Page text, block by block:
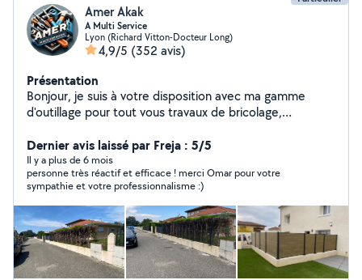
Amer Akak
A Multi Service
Lyon (Richard Vitton-Docteur Long)
4,9/5 (352 avis)
Présentation
Bonjour, je suis à votre disposition avec ma gamme
d'outillage pour tout vous travaux de bricolage,
déménagement avec une grande qualité d'intervention
n'hésitez pas à me contacter merci
Dernier avis laissé par Freja : 5/5
Il y a plus de 6 mois
personne très réactif et efficace ! merci Omar pour votre
sympathie et votre professionnalisme :)